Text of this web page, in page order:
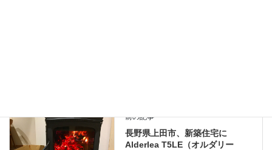
前の記事
長野県上田市、新築住宅に
Alderlea T5LE（オルダリー